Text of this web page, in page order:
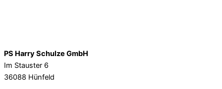
PS Harry Schulze GmbH
Im Stauster 6
36088 Hünfeld